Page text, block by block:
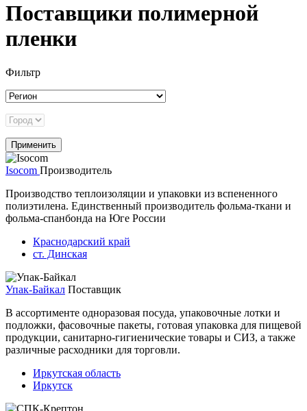
Поставщики полимерной
пленки
Фильтр
Isocom Производитель
Производство теплоизоляции и упаковки из вспененного
полиэтилена. Единственный производитель фольма-ткани и
фольма-спанбонда на Юге России
Краснодарский край
ст. Динская
Упак-Байкал Поставщик
В ассортименте одноразовая посуда, упаковочные лотки и
подложки, фасовочные пакеты, готовая упаковка для пищевой
продукции, санитарно-гигиенические товары и СИЗ, а также
различные расходники для торговли.
Иркутская область
Иркутск